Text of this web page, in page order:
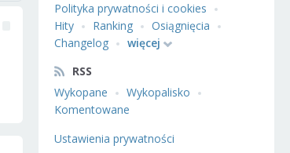
Polityka prywatności i cookies
Hity
Ranking
Osiągnięcia
Changelog
więcej
RSS
Wykopane
Wykopalisko
Komentowane
Ustawienia prywatności